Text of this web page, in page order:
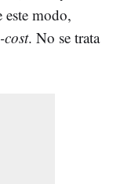
modo,
. No se trata